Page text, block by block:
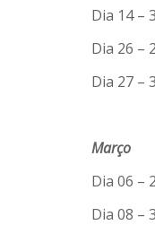
Dia 14 –
Dia 26 –
Dia 27 –
Março
Dia 06 –
Dia 08 –